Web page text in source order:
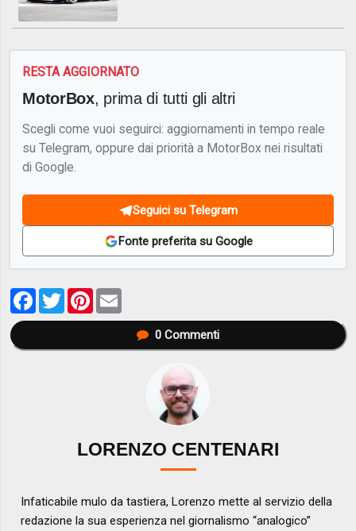
RESTA AGGIORNATO
MotorBox, prima di tutti gli altri
Scegli come vuoi seguirci: aggiornamenti in tempo reale
su Telegram, oppure dai priorità a MotorBox nei risultati
di Google.
Seguici su Telegram
Fonte preferita su Google
Facebook
TwitterPinterest
0Commenti
LORENZO CENTENARI
Infaticabile mulo da tastiera, Lorenzo mette al servizio della
redazione la sua esperienza nel giornalismo “analogico”